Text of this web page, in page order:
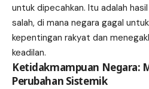
untuk dipecahkan. Itu adalah
salah, di mana negara gagal
kepentingan rakyat dan
keadilan.
Ketidakmampuan Negara:
Perubahan Sistemik